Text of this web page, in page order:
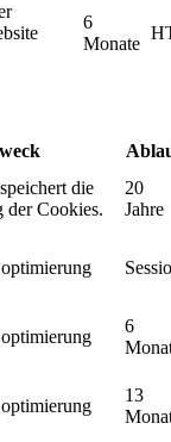
6
Monate
die
Cookies.
20
Jahre
6
13